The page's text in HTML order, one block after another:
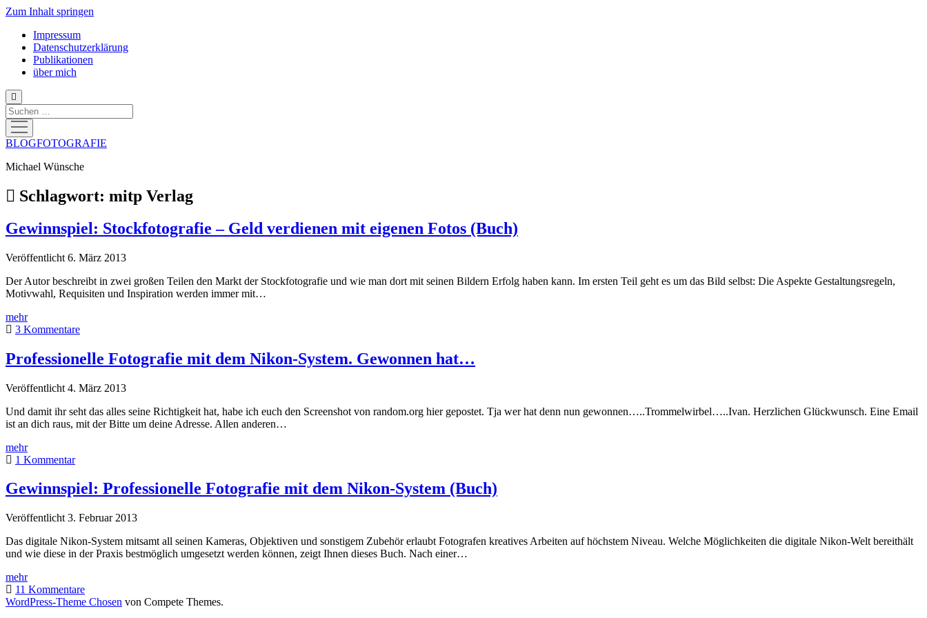
Zum Inhalt springen
Impressum
Datenschutzerklärung
Publikationen
über mich
Suchen
Menü
öffnen
BLOGFOTOGRAFIE
Michael Wünsche
Schlagwort: mitp Verlag
Gewinnspiel: Stockfotografie – Geld verdienen mit eigenen Fotos (Buch)
Veröffentlicht 6. März 2013
Der Autor beschreibt in zwei großen Teilen den Markt der Stockfotografie und wie man dort mit seinen Bildern Erfolg haben kann. Im ersten Teil geht es um das Bild selbst: Die Aspekte Gestaltungsregeln,
Motivwahl, Requisiten und Inspiration werden immer mit…
mehrGewinnspiel:
Stockfotografie
Geld
verdienen
eigenen
(Buch)
3 Kommentare
Professionelle Fotografie mit dem Nikon-System. Gewonnen hat…
Veröffentlicht 4. März 2013
Und damit ihr seht das alles seine Richtigkeit hat, habe ich euch den Screenshot von random.org hier gepostet. Tja wer hat denn nun gewonnen…..Trommelwirbel…..Ivan. Herzlichen Glückwunsch. Eine Email
ist an dich raus, mit der Bitte um deine Adresse. Allen anderen…
mehrProfessionelle
Fotografie
dem
Nikon-
Gewonnen
1 Kommentar
Gewinnspiel: Professionelle Fotografie mit dem Nikon-System (Buch)
Veröffentlicht 3. Februar 2013
Das digitale Nikon-System mitsamt all seinen Kameras, Objektiven und sonstigem Zubehör erlaubt Fotografen kreatives Arbeiten auf höchstem Niveau. Welche Möglichkeiten die digitale Nikon-Welt bereithält
und wie diese in der Praxis bestmöglich umgesetzt werden können, zeigt Ihnen dieses Buch. Nach einer…
mehrGewinnspiel:
Professionelle
Fotografie
11 Kommentare
WordPress-Theme Chosen von Compete Themes.